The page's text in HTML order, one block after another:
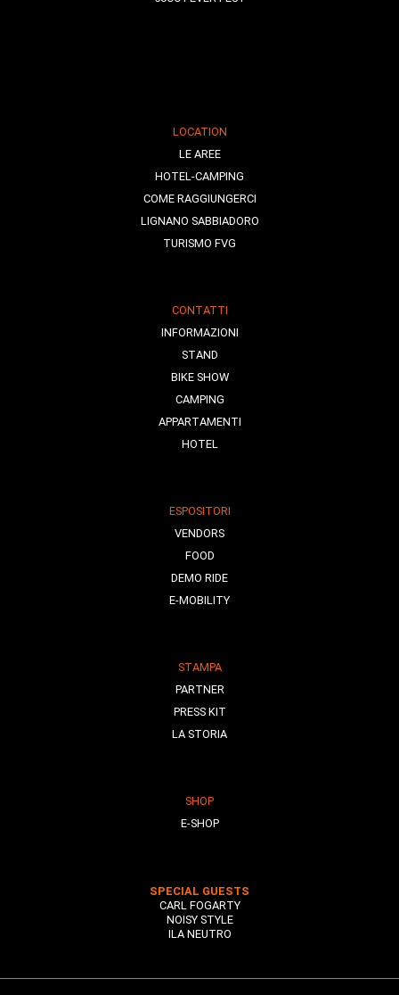
LOCATION
LE AREE
HOTEL-CAMPING
COME RAGGIUNGERCI
LIGNANO SABBIADORO
TURISMO FVG
CONTATTI
INFORMAZIONI
STAND
BIKE SHOW
CAMPING
APPARTAMENTI
HOTEL
ESPOSITORI
VENDORS
FOOD
DEMO RIDE
E-MOBILITY
STAMPA
PARTNER
PRESS KIT
LA STORIA
SHOP
E-SHOP
SPECIAL GUESTS
CARL FOGARTY
NOISY STYLE
ILA NEUTRO